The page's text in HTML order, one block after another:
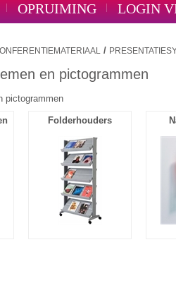
OPRUIMING LOGIN
/
en pictogrammen
pictogrammen
Folderhouders